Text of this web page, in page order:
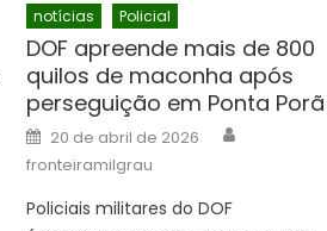
notícias Policial
DOF apreende mais de 800
quilos de maconha após
perseguição em Ponta Porã
Posted
on
20 de abril de 2026
fronteiramilgrau
Policiais militares do DOF